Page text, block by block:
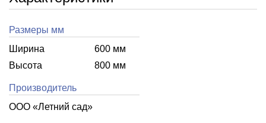
Размеры мм
Ширина
600 мм
Высота
800 мм
Производитель
ООО «Летний cад»